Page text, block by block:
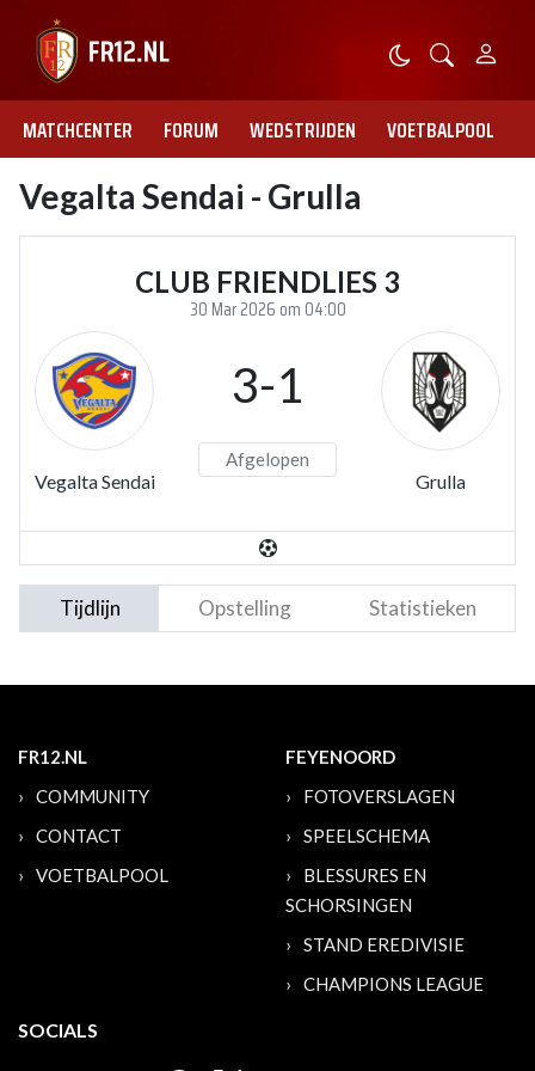
MATCHCENTER FORUM WEDSTRIJDEN VOETBALPOOL
Vegalta Sendai - Grulla
CLUB FRIENDLIES 3
30 Mar 2026 om 04:00
Vegalta Sendai
3-1
Afgelopen
Grulla
Tijdlijn Opstelling Statistieken
FR12.NL
COMMUNITY
CONTACT
VOETBALPOOL
FEYENOORD
FOTOVERSLAGEN
SPEELSCHEMA
BLESSURES EN
SCHORSINGEN
STAND EREDIVISIE
CHAMPIONS LEAGUE
SOCIALS